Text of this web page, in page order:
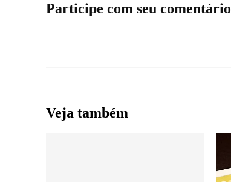
Participe com seu comentário
Veja também